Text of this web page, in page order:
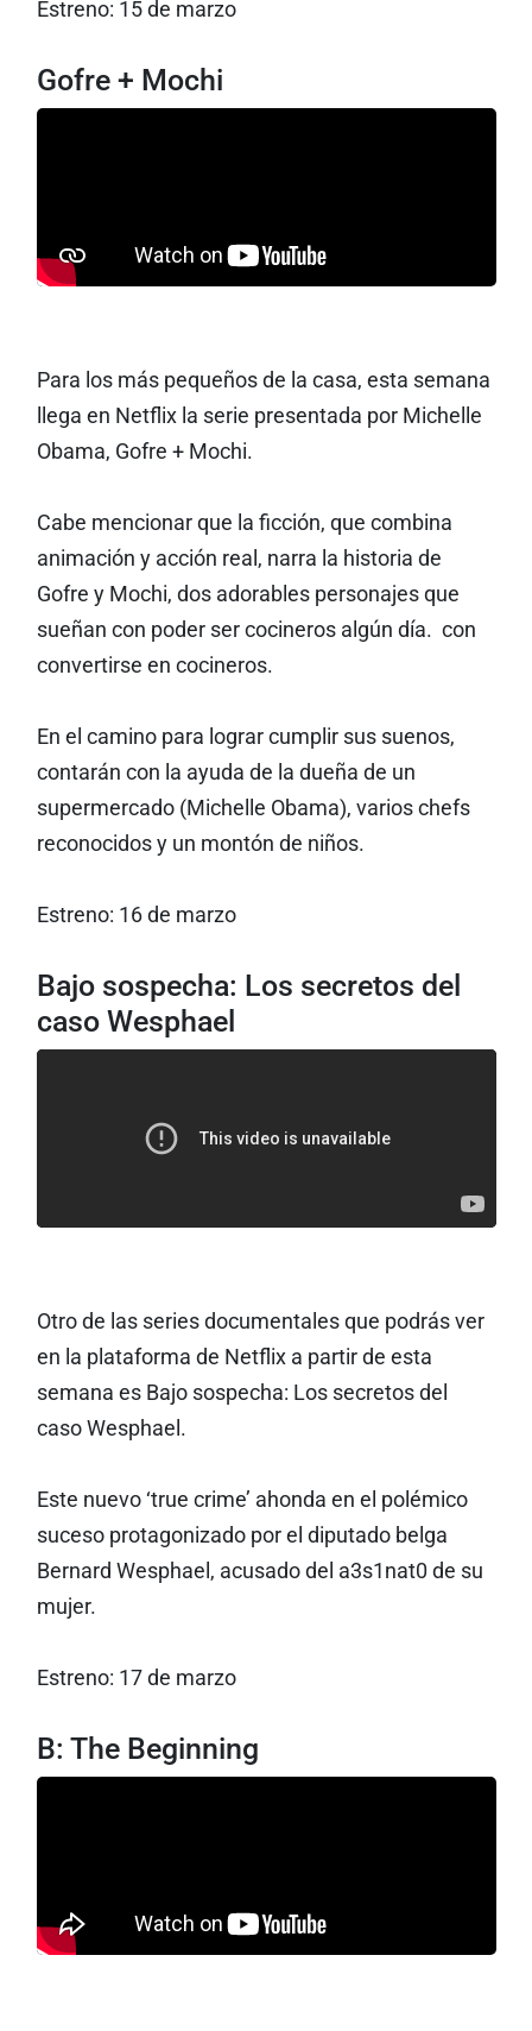
Estreno: 15 de marzo
Gofre + Mochi
Para los más pequeños de la casa, esta semana
llega en Netflix la serie presentada por Michelle
Obama, Gofre + Mochi.
Cabe mencionar que la ficción, que combina
animación y acción real, narra la historia de
Gofre y Mochi, dos adorables personajes que
sueñan con poder ser cocineros algún día. con
convertirse en cocineros.
En el camino para lograr cumplir sus suenos,
contarán con la ayuda de la dueña de un
supermercado (Michelle Obama), varios chefs
reconocidos y un montón de niños.
Estreno: 16 de marzo
Bajo sospecha: Los secretos del
caso Wesphael
Otro de las series documentales que podrás ver
en la plataforma de Netflix a partir de esta
semana es Bajo sospecha: Los secretos del
caso Wesphael.
Este nuevo ‘true crime’ ahonda en el polémico
suceso protagonizado por el diputado belga
Bernard Wesphael, acusado del a3s1nat0 de su
mujer.
Estreno: 17 de marzo
B: The Beginning